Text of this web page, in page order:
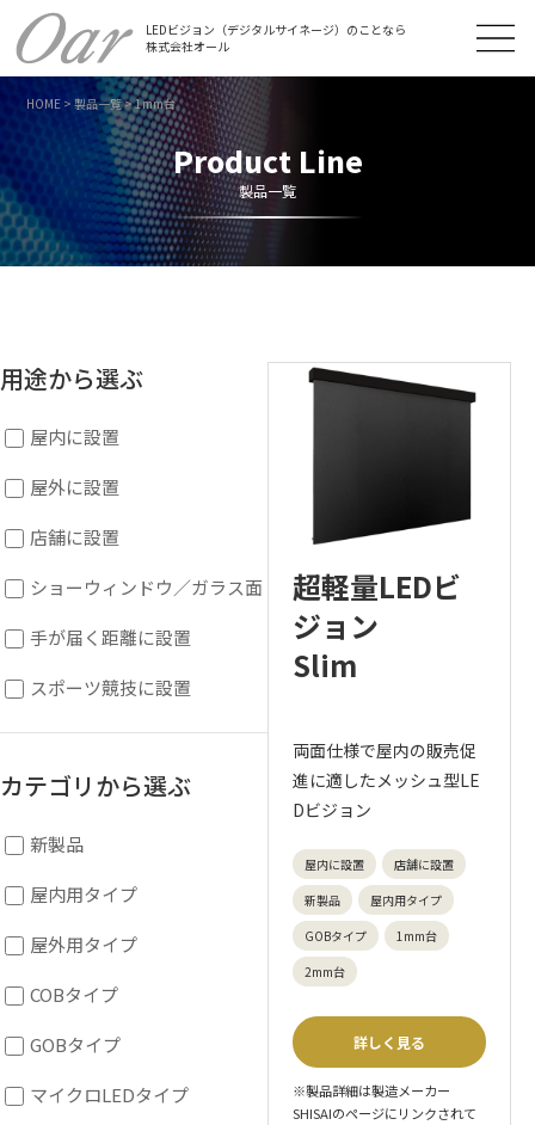
LEDビジョン（デジタルサイネージ）のことなら
株式会社オール
HOME >製品一覧>1mm台
Product Line
製品一覧
超軽量LEDビ
ジョン
Slim
両面仕様で屋内の販売促
進に適したメッシュ型LE
Dビジョン
屋内に設置
店舗に設置
新製品
屋内用タイプ
GOBタイプ
1mm台
2mm台
詳しく見る
※製品詳細は製造メーカー
SHISAIのページにリンクされて
用途から選ぶ
屋内に設置
屋外に設置
店舗に設置
ショーウィンドウ／ガラス面
手が届く距離に設置
スポーツ競技に設置
カテゴリから選ぶ
新製品
屋内用タイプ
屋外用タイプ
COBタイプ
GOBタイプ
マイクロLEDタイプ